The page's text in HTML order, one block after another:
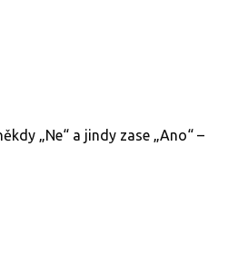
„Ne“ a jindy zase „Ano“ –